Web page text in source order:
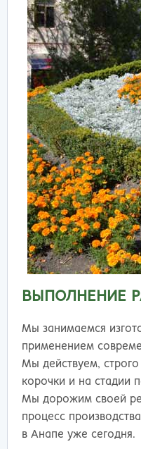
ВЫПОЛНЕНИЕ
Мы занимаемся
применением
Мы действуем,
корочки и на стадии
Мы дорожим своей
процесс
в Анапе уже сегодня.